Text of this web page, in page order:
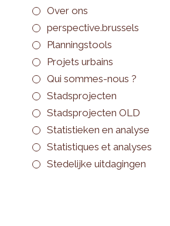
Over ons
perspective.brussels
Planningstools
Projets urbains
Qui sommes-nous ?
Stadsprojecten
Stadsprojecten OLD
Statistieken en analyse
Statistiques et analyses
Stedelijke uitdagingen